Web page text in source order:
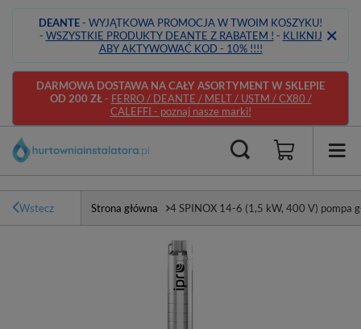
DEANTE- WYJĄTKOWA PROMOCJA W TWOIM KOSZYKU!
- WSZYSTKIE PRODUKTY DEANTE Z RABATEM ! - KLIKNIJ
ABY AKTYWOWAĆ KOD - 10% !!!!
DARMOWA DOSTAWA NA CAŁY ASORTYMENT W SKLEPIE
OD 200 ZŁ- FERRO / DEANTE / MELT / USTM / CX80 /
CALEFFI - poznaj nasze marki!
Wstecz Strona główna 4 SPINOX 14-6 (1,5 kW, 400 V) pompa